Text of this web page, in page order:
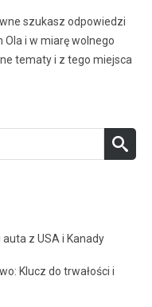
szukasz odpowiedzi
i w miarę wolnego
tematy i z tego miejsca
z USA i Kanady
Klucz do trwałości i